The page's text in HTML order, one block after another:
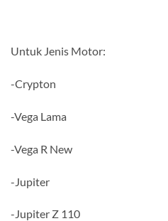
Untuk Jenis Motor:
-Crypton
-Vega Lama
-Vega R New
-Jupiter
-Jupiter Z 110